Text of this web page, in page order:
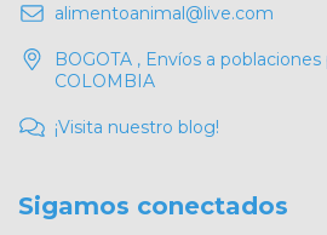
alimentoanimal@live.com
BOGOTA , Envíos a
COLOMBIA
¡Visita nuestro blog!
Sigamos conectados